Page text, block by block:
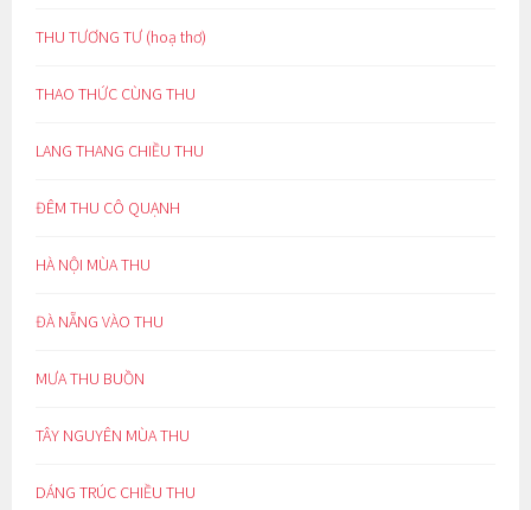
THU TƯƠNG TƯ (hoạ thơ)
THAO THỨC CÙNG THU
LANG THANG CHIỀU THU
ĐÊM THU CÔ QUẠNH
HÀ NỘI MÙA THU
ĐÀ NẴNG VÀO THU
MƯA THU BUỒN
TÂY NGUYÊN MÙA THU
DÁNG TRÚC CHIỀU THU